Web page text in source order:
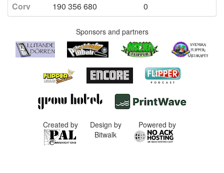
Corv 190 356 680 0
Sponsors and partners
Created by
Design by
Bitwalk
Powered by